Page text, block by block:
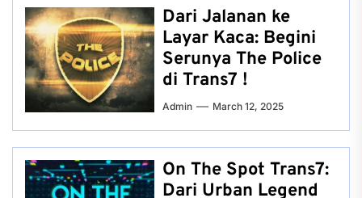
Dari Jalanan ke
Layar Kaca: Begini
Serunya The Police
di Trans7 !
Admin March 12, 2025
On The Spot Trans7:
Dari Urban Legend